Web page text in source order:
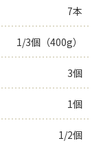
7本
1/3個（400g）
3個
1個
1/2個